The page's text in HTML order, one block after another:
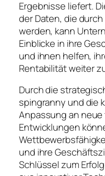
Ergebnisse liefert.
der Daten, die
werden, kann
Einblicke in ihre
und ihnen helfen,
Rentabilität weiter
Durch die
spingranny und die
Anpassung an
Entwicklungen
und ihre
Schlüssel zum